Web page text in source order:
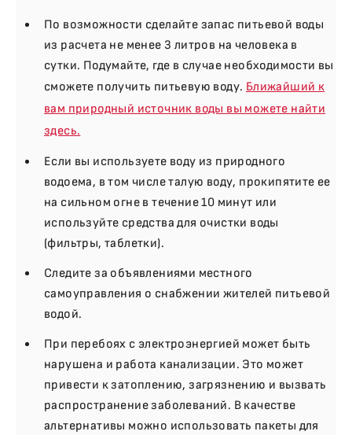
По возможности сделайте запас питьевой воды
из расчета не менее 3 литров на человека в
сутки. Подумайте, где в случае необходимости вы
сможете получить питьевую воду. Ближайший к
вам природный источник воды вы можете найти
здесь.
Если вы используете воду из природного
водоема, в том числе талую воду, прокипятите ее
на сильном огне в течение 10 минут или
используйте средства для очистки воды
(фильтры, таблетки).
Следите за объявлениями местного
самоуправления о снабжении жителей питьевой
водой.
При перебоях с электроэнергией может быть
нарушена и работа канализации. Это может
привести к затоплению, загрязнению и вызвать
распространение заболеваний. В качестве
альтернативы можно использовать пакеты для